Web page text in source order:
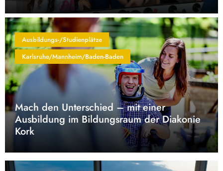
Ausbildungs-/Studienplätze
Karlsruhe/Mannheim/Baden-Baden
Mach den Unterschied – mit einer
Ausbildung im Bildungsraum der Diakonie
Kork